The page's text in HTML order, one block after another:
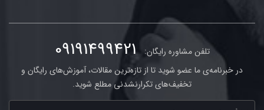
تلفن مشاوره رایگان: 09191499421
در خبرنامه‌ی ما عضو شوید تا از تازه‌ترین مقالات، آموزش‌های رایگان و
تخفیف‌های تکرارنشدنی مطلع شوید.